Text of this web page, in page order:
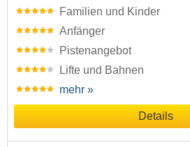
Familien und Kinder
Anfänger
Pistenangebot
Lifte und Bahnen
mehr »
Details